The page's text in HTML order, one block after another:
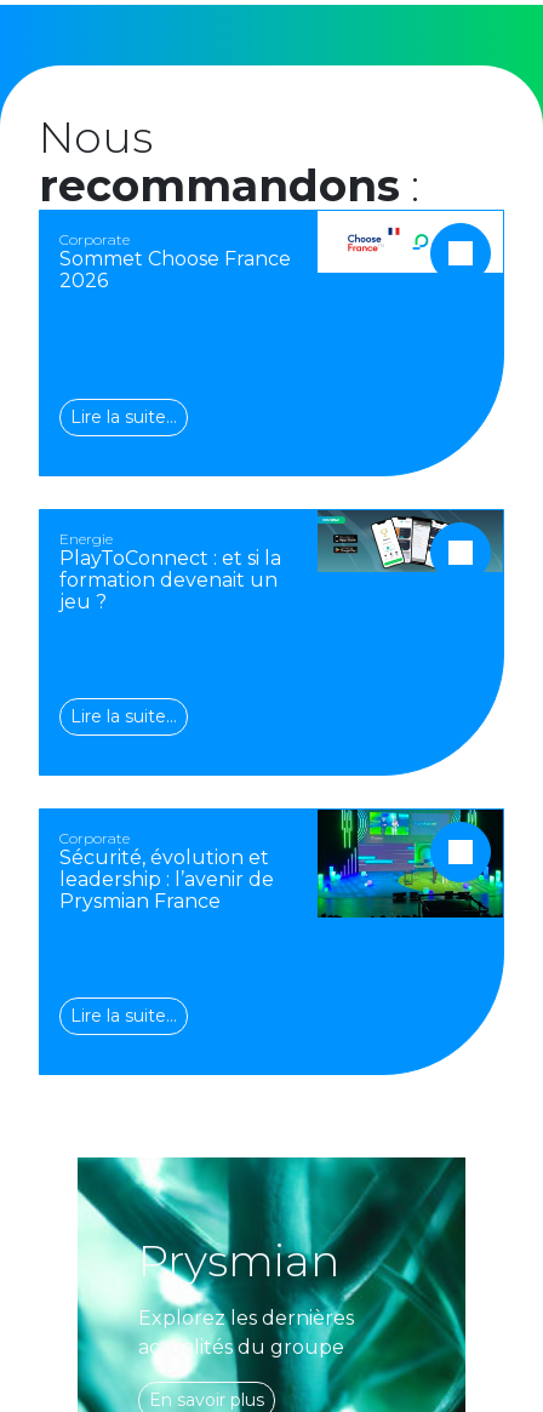
Nous
recommandons :
Corporate
Sommet Choose France
2026
Lire la suite…
Energie
PlayToConnect : et si la
formation devenait un
jeu ?
Lire la suite…
Corporate
Sécurité, évolution et
leadership : l’avenir de
Prysmian France
Lire la suite…
Prysmian
Explorez les dernières
actualités du groupe
En savoir plus